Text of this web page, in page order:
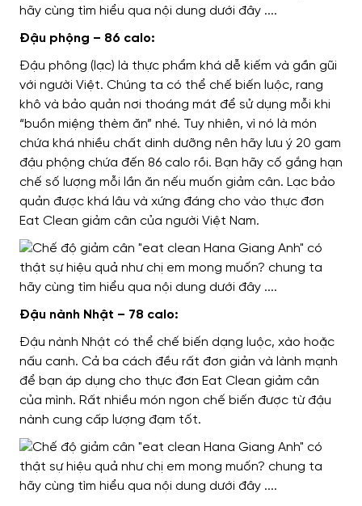
Đậu phộng – 86 calo:
Đậu phông (lạc) là thực phẩm khá dễ kiếm và gần gũi
với người Việt. Chúng ta có thể chế biến luộc, rang
khô và bảo quản nơi thoáng mát để sử dụng mỗi khi
“buồn miệng thèm ăn” nhé. Tuy nhiên, vì nó là món
chứa khá nhiều chất dinh dưỡng nên hãy lưu ý 20 gam
đậu phộng chứa đến 86 calo rồi. Bạn hãy cố gắng hạn
chế số lượng mỗi lần ăn nếu muốn giảm cân. Lạc bảo
quản được khá lâu và xứng đáng cho vào thực đơn
Eat Clean giảm cân của người Việt Nam.
Đậu nành Nhật – 78 calo:
Đậu nành Nhật có thể chế biến dạng luộc, xào hoặc
nấu canh. Cả ba cách đều rất đơn giản và lành mạnh
để bạn áp dụng cho thực đơn Eat Clean giảm cân
của mình. Rất nhiều món ngon chế biến được từ đậu
nành cung cấp lượng đạm tốt.